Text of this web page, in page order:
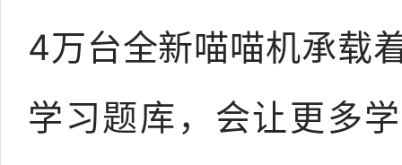
4万台全新喵喵机承载
学习题库，会让更多